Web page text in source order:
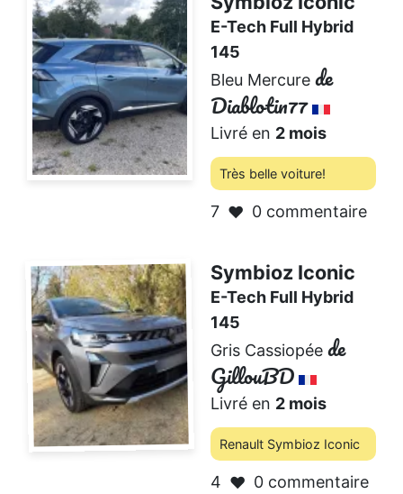
E-Tech Full Hybrid
145
Bleu Mercure de
Diablotin77
Livré en 2 mois
Très belle voiture!
7 ❤️ 0 commentaire
Symbioz Iconic
E-Tech Full Hybrid
145
Gris Cassiopée de
GillouBD
Livré en 2 mois
Renault Symbioz Iconic
4 ❤️ 0 commentaire